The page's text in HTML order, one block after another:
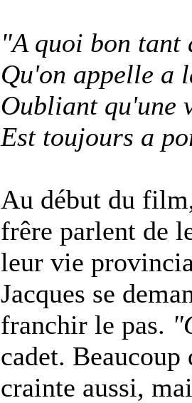
"A quoi bon tant
Qu'on appelle a
Oubliant qu'une
Est toujours a
Au début du
frêre parlent de
leur vie
Jacques se
franchir le pas.
cadet.
crainte aussi,